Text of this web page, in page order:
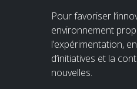
Pour favoriser
environnement
l’expérimentation,
d’initiatives et la
nouvelles.